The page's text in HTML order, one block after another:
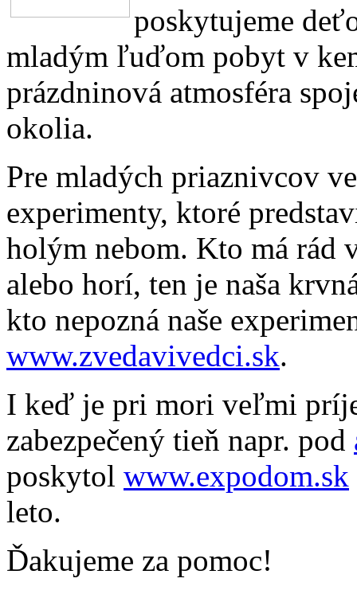
poskytujeme
mladým ľuďom pobyt v
prázdninová atmosféra
okolia.
Pre mladých priaznivcov
experimenty, ktoré
holým nebom. Kto má rád
alebo horí, ten je naša
kto nepozná naše
www.zvedavivedci.sk.
I keď je pri mori veľmi
zabezpečený tieň napr. pod
poskytol www.expodom.sk
leto.
Ďakujeme za pomoc!